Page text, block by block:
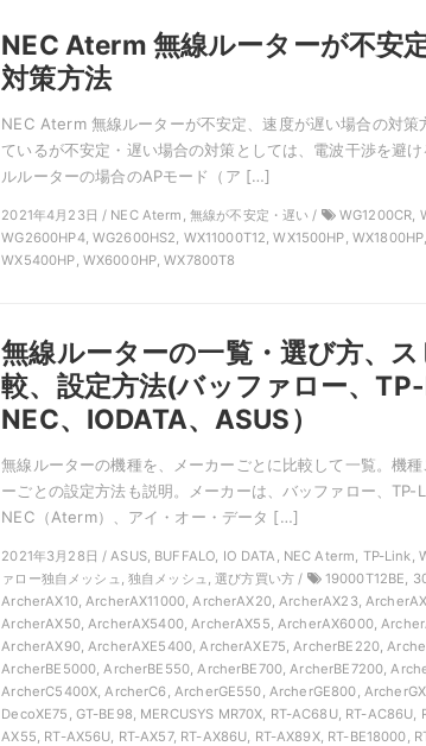
NEC Aterm 無線ルーターが不安
対策方法
NEC Aterm 無線ルーターが不安定、速度が遅い場合の対策
ているが不安定・遅い場合の対策としては、電波干渉を避
ルルーターの場合のAPモード（ア […]
2021年4月23日 / NEC Aterm, 無線が不安定・遅い /
WG1200CR,
WG2600HP4, WG2600HS2, WX11000T12, WX1500HP,
WX5400HP, WX6000HP, WX7800T8
無線ルーターの一覧・選び方、
較、設定方法(バッファロー、
NEC、IODATA、ASUS）
無線ルーターの機種を、メーカーごとに比較して一覧。機
ーごとの設定方法も説明。メーカーは、バッファロー、TP-
NEC（Aterm）、アイ・オー・データ […]
2021年3月28日 / ASUS, BUFFALO, IO DATA, NEC Aterm, TP-Link,
ァロー独自メッシュ, 独自メッシュ, 選び方買い方 /
19000T12BE,
ArcherAX10, ArcherAX11000, ArcherAX20, ArcherAX23,
ArcherAX50, ArcherAX5400, ArcherAX55, ArcherAX6000,
ArcherAX90, ArcherAXE5400, ArcherAXE75, ArcherBE220,
ArcherBE5000, ArcherBE550, ArcherBE700, ArcherBE7200,
ArcherC5400X, ArcherC6, ArcherGE550, ArcherGE800,
DecoXE75, GT-BE98, MERCUSYS MR70X, RT-AC68U, RT-
AX55, RT-AX56U, RT-AX57, RT-AX86U, RT-AX89X, RT-BE18000,